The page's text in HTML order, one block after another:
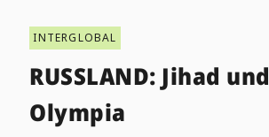
INTERGLOBAL
RUSSLAND: Jihad und
Olympia